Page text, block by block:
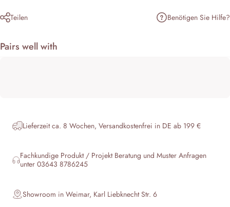
Teilen Benötigen Sie Hilfe?
Pairs well with
Lieferzeit ca. 8 Wochen, Versandkostenfrei in DE ab 199 €
Fachkundige Produkt / Projekt Beratung und Muster Anfragen
unter 03643 8786245
Showroom in Weimar, Karl Liebknecht Str. 6